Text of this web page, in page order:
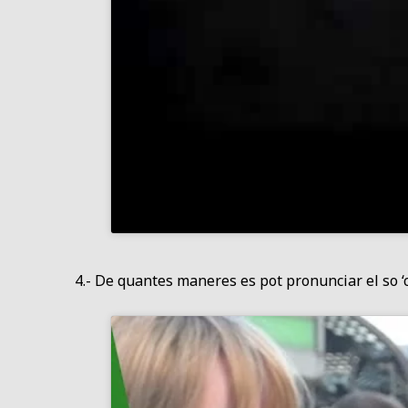
4.- De quantes maneres es pot pronunciar el so